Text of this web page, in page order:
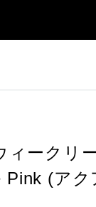
ィークリ
Pink (ア